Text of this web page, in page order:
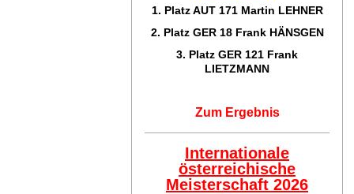
1. Platz AUT 171 Martin LEHNER
2. Platz GER 18 Frank HÄNSGEN
3. Platz GER 121 Frank
LIETZMANN
Zum Ergebnis
Internationale
österreichische
Meisterschaft 2026